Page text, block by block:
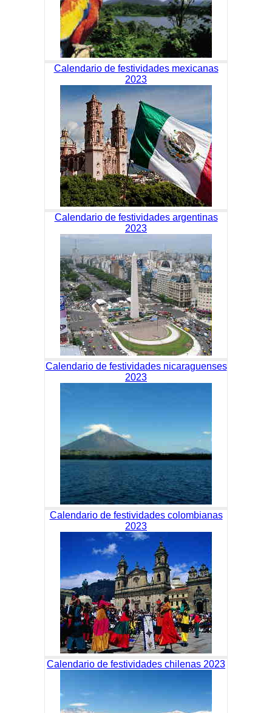
Calendario de festividades mexicanas
2023
Calendario de festividades argentinas
2023
Calendario de festividades nicaraguenses
2023
Calendario de festividades colombianas
2023
Calendario de festividades chilenas 2023